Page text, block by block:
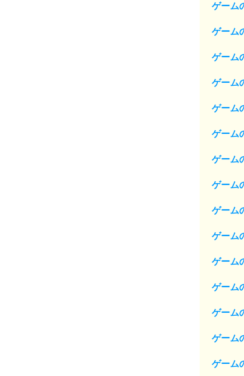
ゲーム
ゲーム
ゲーム
ゲーム
ゲーム
ゲーム
ゲーム
ゲーム
ゲーム
ゲーム
ゲーム
ゲーム
ゲーム
ゲーム
ゲーム